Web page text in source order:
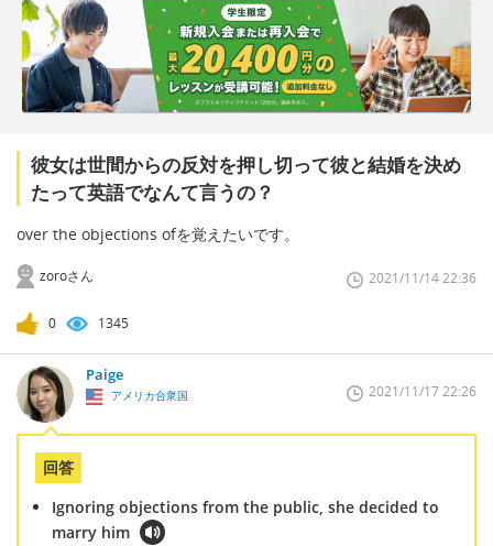
彼女は世間からの反対を押し切って彼と結婚を決め
たって英語でなんて言うの？
over the objections ofを覚えたいです。
zoroさん 2021/11/14 22:36
0 1345
Paige
アメリカ合衆国 2021/11/17 22:26
回答
Ignoring objections from the public, she decided to
marry him